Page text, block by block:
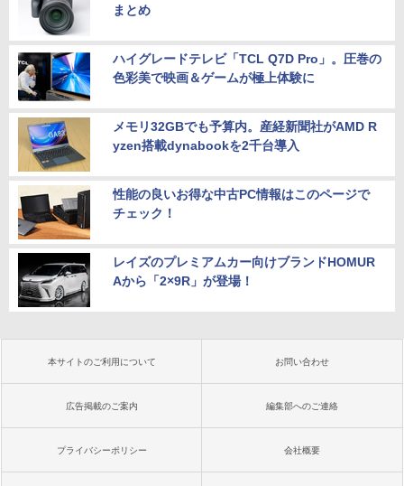
まとめ
ハイグレードテレビ「TCL Q7D Pro」。圧巻の
色彩美で映画＆ゲームが極上体験に
メモリ32GBでも予算内。産経新聞社がAMD R
yzen搭載dynabookを2千台導入
性能の良いお得な中古PC情報はこのページで
チェック！
レイズのプレミアムカー向けブランドHOMUR
Aから「2×9R」が登場！
本サイトのご利用について お問い合わせ
広告掲載のご案内 編集部へのご連絡
プライバシーポリシー 会社概要